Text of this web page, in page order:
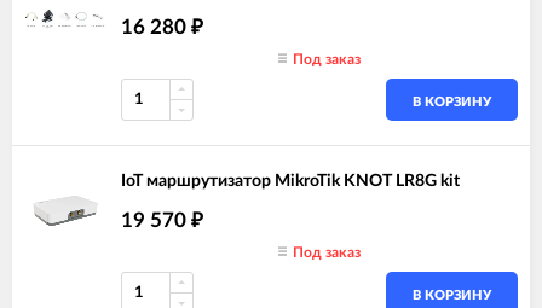
16 280 ₽
Под заказ
В КОРЗИНУ
IoT маршрутизатор MikroTik KNOT LR8G kit
19 570 ₽
Под заказ
В КОРЗИНУ